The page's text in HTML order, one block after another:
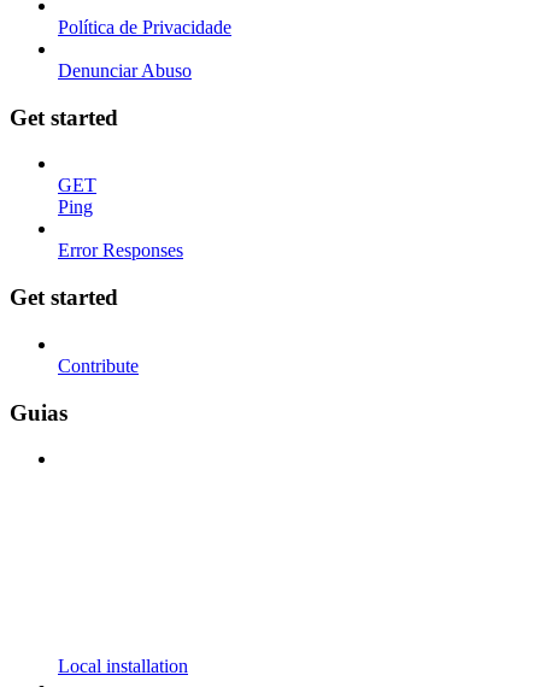
Política de Privacidade
Denunciar Abuso
Get started
GET
Ping
Error Responses
Get started
Contribute
Guias
Local installation